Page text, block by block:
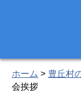
ホーム > 豊丘村
会挨拶